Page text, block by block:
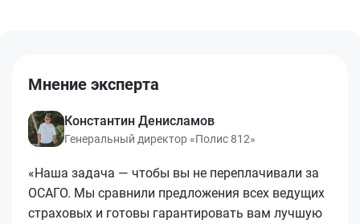
Мнение эксперта
Константин Денисламов
Генеральный директор «Полис 812»
«Наша задача — чтобы вы не переплачивали за
ОСАГО. Мы сравнили предложения всех ведущих
страховых и готовы гарантировать вам лучшую